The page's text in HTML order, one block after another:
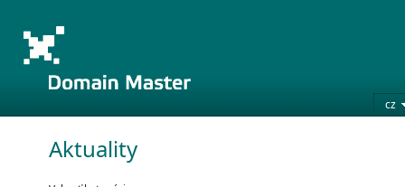
cz
Aktuality